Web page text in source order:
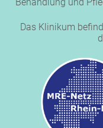
Das Klinikum